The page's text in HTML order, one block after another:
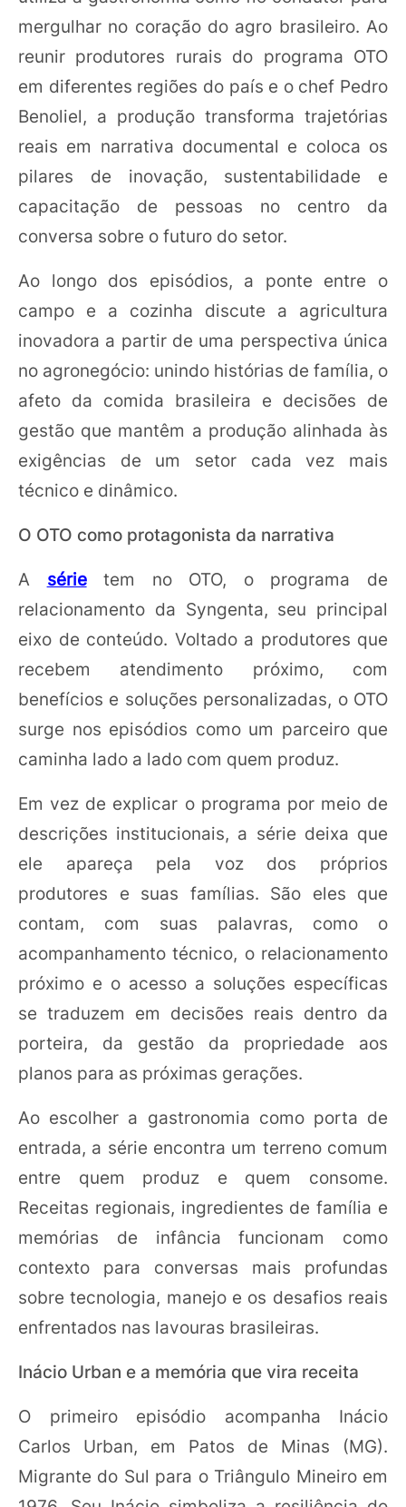
mergulhar no coração do agro brasileiro. Ao
reunir produtores rurais do programa OTO
em diferentes regiões do país e o chef Pedro
Benoliel, a produção transforma trajetórias
reais em narrativa documental e coloca os
pilares de inovação, sustentabilidade e
capacitação de pessoas no centro da
conversa sobre o futuro do setor.
Ao longo dos episódios, a ponte entre o
campo e a cozinha discute a agricultura
inovadora a partir de uma perspectiva única
no agronegócio: unindo histórias de família, o
afeto da comida brasileira e decisões de
gestão que mantêm a produção alinhada às
exigências de um setor cada vez mais
técnico e dinâmico.
O OTO como protagonista da narrativa
A sérietem no OTO, o programa de
relacionamento da Syngenta, seu principal
eixo de conteúdo. Voltado a produtores que
recebem atendimento próximo, com
benefícios e soluções personalizadas, o OTO
surge nos episódios como um parceiro que
caminha lado a lado com quem produz.
Em vez de explicar o programa por meio de
descrições institucionais, a série deixa que
ele apareça pela voz dos próprios
produtores e suas famílias. São eles que
contam, com suas palavras, como o
acompanhamento técnico, o relacionamento
próximo e o acesso a soluções específicas
se traduzem em decisões reais dentro da
porteira, da gestão da propriedade aos
planos para as próximas gerações.
Ao escolher a gastronomia como porta de
entrada, a série encontra um terreno comum
entre quem produz e quem consome.
Receitas regionais, ingredientes de família e
memórias de infância funcionam como
contexto para conversas mais profundas
sobre tecnologia, manejo e os desafios reais
enfrentados nas lavouras brasileiras.
Inácio Urban e a memória que vira receita
O primeiro episódio acompanha Inácio
Carlos Urban, em Patos de Minas (MG).
Migrante do Sul para o Triângulo Mineiro em